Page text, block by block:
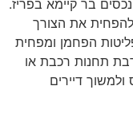
בר קיימא בפריז.
את הצורך
הפחמן ומפחית
תחנות רכבת או
דיירים